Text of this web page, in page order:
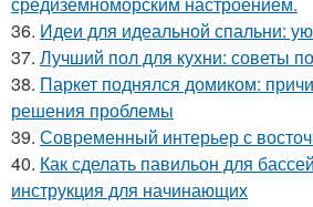
36. Идеи для идеальной спальни:
37. Лучший пол для кухни: советы
38. Паркет поднялся домиком:
решения проблемы
39. Современный интерьер с
40. Как сделать павильон для
инструкция для начинающих